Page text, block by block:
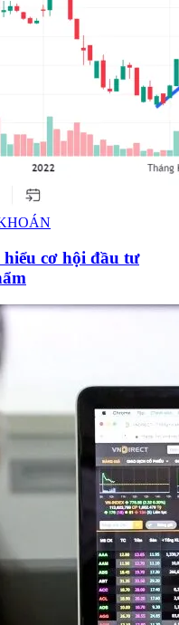
cơ hội đầu tư